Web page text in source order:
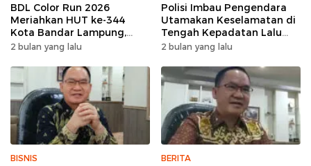
BDL Color Run 2026
Meriahkan HUT ke-344
Kota Bandar Lampung,
Wujud Semangat Sehat
2 bulan yang lalu
Polisi Imbau Pengendara
Utamakan Keselamatan di
Tengah Kepadatan Lalu
Lintas Pagi Hari
2 bulan yang lalu
BISNIS BERITA